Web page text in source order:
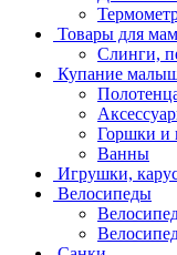
Товары для
Слинги,
Купание
Горшки и
Ванны
Игрушки,
Велосипеды